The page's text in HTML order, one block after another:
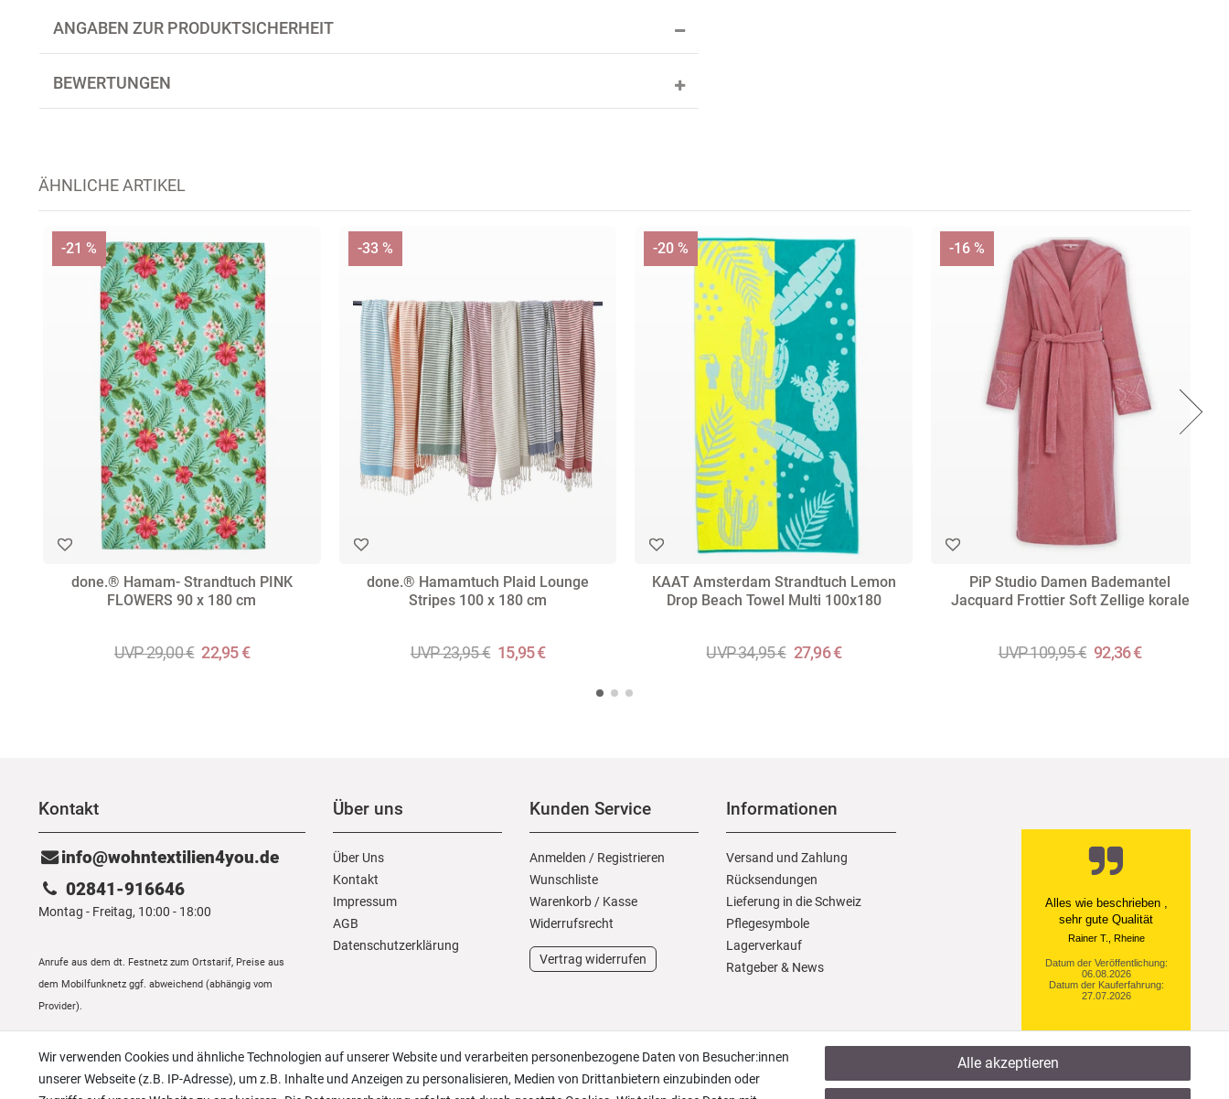
ANGABEN ZUR PRODUKTSICHERHEIT
BEWERTUNGEN
ÄHNLICHE ARTIKEL
done.® Hamam- Strandtuch PINK
FLOWERS 90 x 180 cm
UVP 29,00 € 22,95 €
-21 %
done.® Hamamtuch Plaid Lounge
Stripes 100 x 180 cm
UVP 23,95 € 15,95 €
-33 %
KAAT Amsterdam Strandtuch Lemon
Drop Beach Towel Multi 100x180
UVP 34,95 € 27,96 €
-20 %
PiP Studio Damen Bademantel
Jacquard Frottier Soft Zellige korale
UVP 109,95 € 92,36 €
-16 %
Kontakt
info@wohntextilien4you.de
02841-916646
Montag - Freitag, 10:00 - 18:00
Anrufe aus dem dt. Festnetz zum Ortstarif, Preise aus
dem Mobilfunknetz ggf. abweichend (abhängig vom
Provider).
Über uns
Über Uns
Kontakt
Impressum
AGB
Daten­schutz­erklärung
Kunden Service
Anmelden / Registrieren
Wunschliste
Warenkorb / Kasse
Widerrufs­recht
Vertrag widerrufen
Informationen
Versand und Zahlung
Rücksendungen
Lieferung in die Schweiz
Pflegesymbole
Lagerverkauf
Ratgeber & News
Alles wie beschrieben ,
sehr gute Qualität
Rainer T., Rheine
Datum der Veröffentlichung:
06.08.2026
Datum der Kauferfahrung:
27.07.2026
922 Bewertungen
Wir verwenden Cookies und ähnliche Technologien auf unserer Website und verarbeiten personenbezogene Daten von Besucher:innen
unserer Webseite (z.B. IP-Adresse), um z.B. Inhalte und Anzeigen zu personalisieren, Medien von Drittanbietern einzubinden oder
Alle akzeptieren